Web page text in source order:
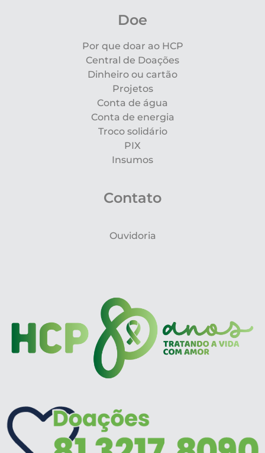
Doe
Por que doar ao HCP
Central de Doações
Dinheiro ou cartão
Projetos
Conta de água
Conta de energia
Troco solidário
PIX
Insumos
Contato
Ouvidoria